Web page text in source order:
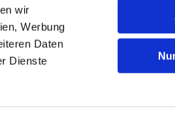
wir
Werbung
Daten
Dienste